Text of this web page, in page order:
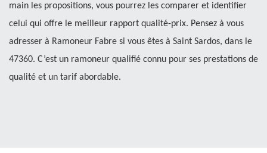
main les propositions, vous pourrez les comparer et identifier
celui qui offre le meilleur rapport qualité-prix. Pensez à vous
adresser à Ramoneur Fabre si vous êtes à Saint Sardos, dans le
47360. C’est un ramoneur qualifié connu pour ses prestations de
qualité et un tarif abordable.